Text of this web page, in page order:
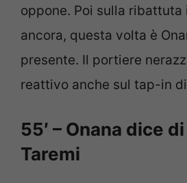
oppone. Poi sulla
ancora, questa volta è
presente. Il portiere
reattivo anche sul tap-in
55′ – Onana dice
Taremi